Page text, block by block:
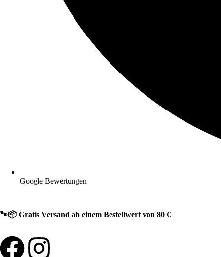
Google Bewertungen
🐾📦 Gratis Versand ab einem Bestellwert von 80 €